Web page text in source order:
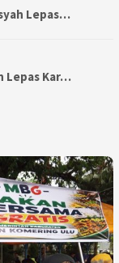
Lepas…
Lepas Kar…